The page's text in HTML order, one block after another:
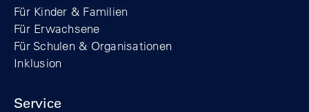
Für Kinder & Familien
Für Erwachsene
Für Schulen & Organisationen
Inklusion
Service